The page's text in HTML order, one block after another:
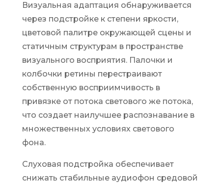
Визуальная адаптация обнаруживается
через подстройке к степени яркости,
цветовой палитре окружающей сцены и
статичным структурам в пространстве
визуального восприятия. Палочки и
колбочки ретины перестраивают
собственную восприимчивость в
привязке от потока светового же потока,
что создает наилучшее распознавание в
множественных условиях светового
фона.
Слуховая подстройка обеспечивает
снижать стабильные аудиофон средовой